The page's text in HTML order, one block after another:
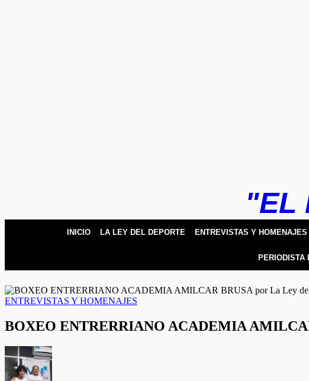
"EL
INICIO LA LEY DEL DEPORTE ENTREVISTAS Y HOMENAJES
PERIODISTA
ENTREVISTAS Y HOMENAJES
BOXEO ENTRERRIANO ACADEMIA